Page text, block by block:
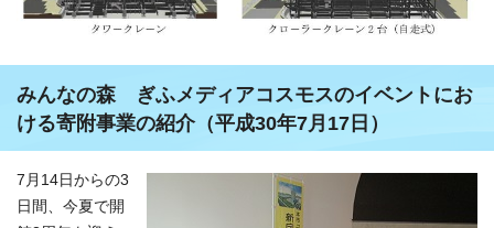
みんなの森 ぎふメディアコスモスのイベントにお
ける寄附事業の紹介（平成30年7月17日）
7月14日からの3
日間、今夏で開